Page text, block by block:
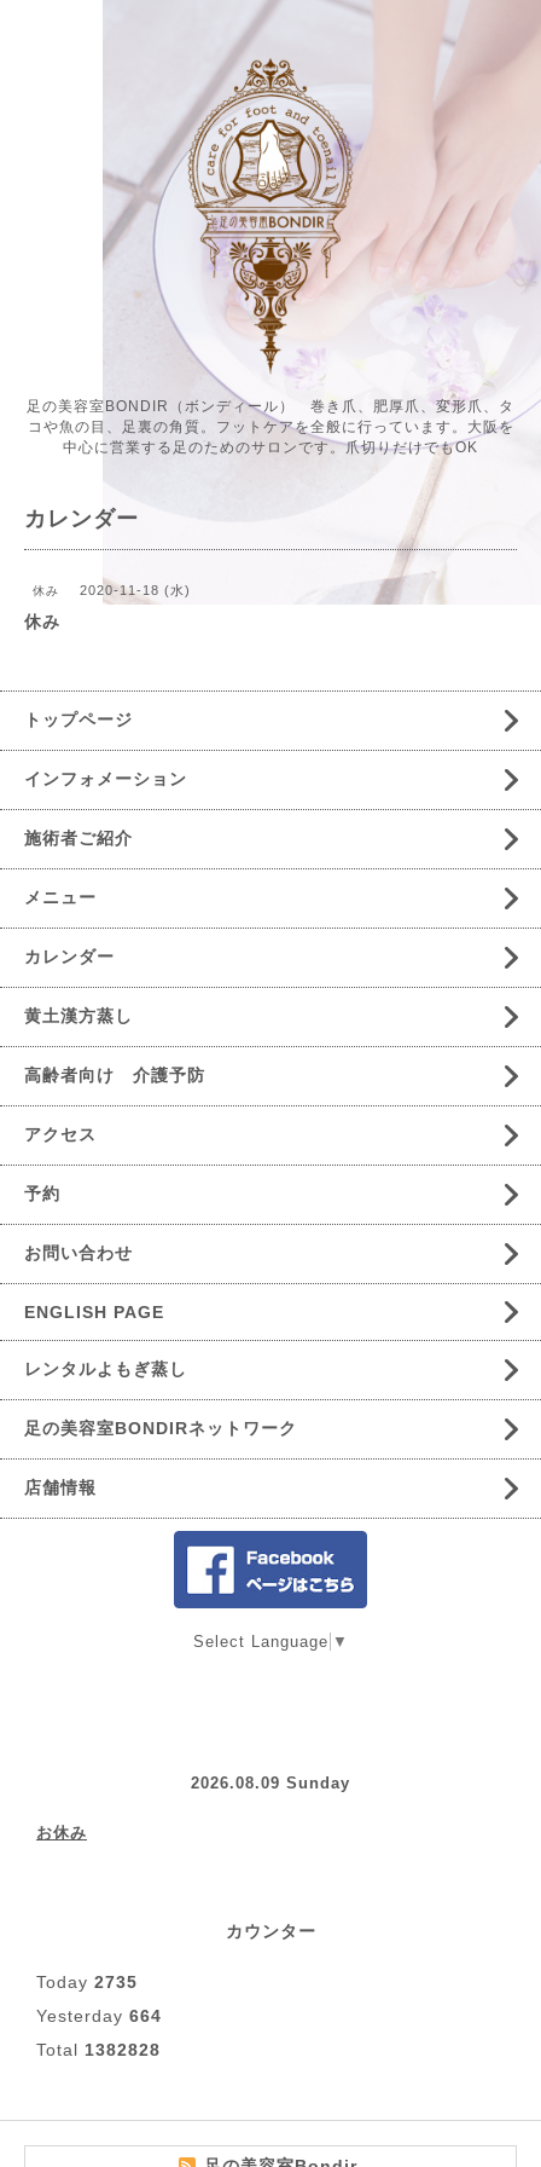
足の美容室BONDIR（ボンディール） 巻き爪、肥厚爪、変形爪、タ
コや魚の目、足裏の角質。フットケアを全般に行っています。大阪を
中心に営業する足のためのサロンです。爪切りだけでもOK
カレンダー
休み 2020-11-18 (水)
休み
トップページ
インフォメーション
施術者ご紹介
メニュー
カレンダー
黄土漢方蒸し
高齢者向け 介護予防
アクセス
予約
お問い合わせ
ENGLISH PAGE
レンタルよもぎ蒸し
足の美容室BONDIRネットワーク
店舗情報
Select Language ▼
2026.08.09 Sunday
お休み
カウンター
Today 2735
Yesterday 664
Total 1382828